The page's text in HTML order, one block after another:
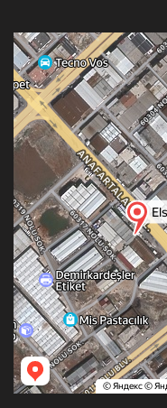
Gaziantep
Yandex Haritalar